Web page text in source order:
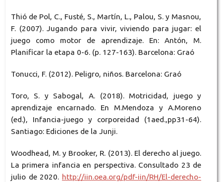
Thió de Pol, C., Fusté, S., Martín, L., Palou, S. y Masnou,
F. (2007). Jugando para vivir, viviendo para jugar: el
juego como motor de aprendizaje. En: Antón, M.
Planificar la etapa 0-6. (p. 127-163). Barcelona: Graó
Tonucci, F. (2012). Peligro, niños. Barcelona: Graó
Toro, S. y Sabogal, A. (2018). Motricidad, juego y
aprendizaje encarnado. En M.Mendoza y A.Moreno
(ed.), Infancia-juego y corporeidad (1aed.,pp31-64).
Santiago: Ediciones de la Junji.
Woodhead, M. y Brooker, R. (2013). El derecho al juego.
La primera infancia en perspectiva. Consultado 23 de
julio de 2020. http://iin.oea.org/pdf-iin/RH/El-derecho-